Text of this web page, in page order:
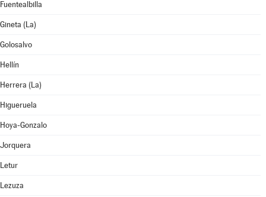
Fuentealbilla
Gineta (La)
Golosalvo
Hellín
Herrera (La)
Higueruela
Hoya-Gonzalo
Jorquera
Letur
Lezuza